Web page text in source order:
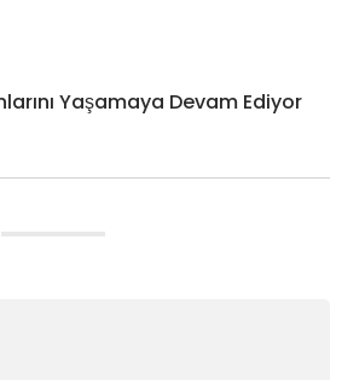
Yaşamaya Devam Ediyor